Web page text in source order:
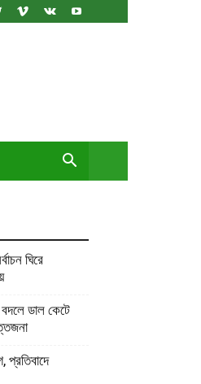
ঘিরে
বদলে ডাল কেটে
প্রতিবাদে